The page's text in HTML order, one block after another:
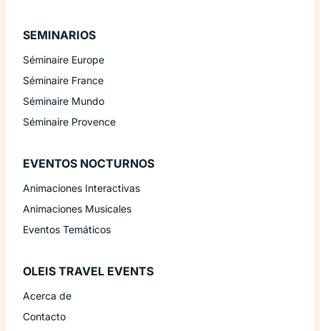
SEMINARIOS
Séminaire Europe
Séminaire France
Séminaire Mundo
Séminaire Provence
EVENTOS NOCTURNOS
Animaciones Interactivas
Animaciones Musicales
Eventos Temáticos
OLEIS TRAVEL EVENTS
Acerca de
Contacto